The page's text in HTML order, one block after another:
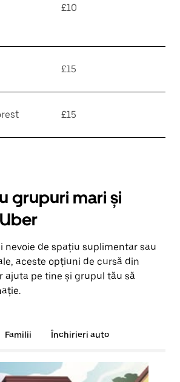
£10
£15
£15
grupuri mari și
nevoie de spațiu suplimentar sau
aceste opțiuni de cursă din
ajuta pe tine și grupul tău să
Familii Închirieri auto